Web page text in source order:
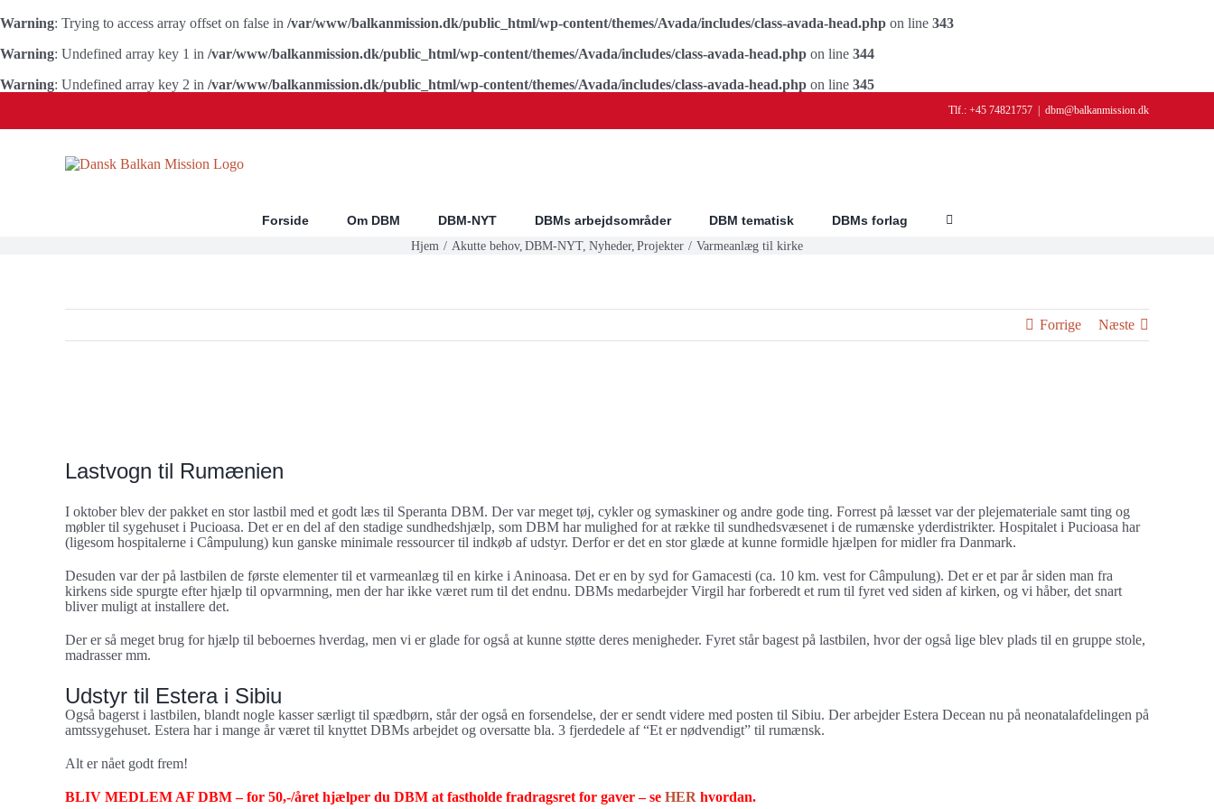
Warning: Trying to access array offset on false in /var/www/balkanmission.dk/public_html/wp-content/themes/Avada/includes/class-avada-head.php on line 343
Warning: Undefined array key 1 in /var/www/balkanmission.dk/public_html/wp-content/themes/Avada/includes/class-avada-head.php on line 344
Warning: Undefined array key 2 in /var/www/balkanmission.dk/public_html/wp-content/themes/Avada/includes/class-avada-head.php on line 345
content
Tlf.: +45 74821757 dbm@balkanmission.dk
Forside Om DBM DBM-NYT DBMs arbejdsområder DBM tematisk DBMs forlag
Hjem Akutte behov DBM-NYT Nyheder Projekter Varmeanlæg til kirke
Forrige Næste
Lastvogn til Rumænien
I oktober blev der pakket en stor lastbil med et godt læs til Speranta DBM. Der var meget tøj, cykler og symaskiner og andre gode ting. Forrest på læsset var der plejemateriale samt ting og
møbler til sygehuset i Pucioasa. Det er en del af den stadige sundhedshjælp, som DBM har mulighed for at række til sundhedsvæsenet i de rumænske yderdistrikter. Hospitalet i Pucioasa har
(ligesom hospitalerne i Câmpulung) kun ganske minimale ressourcer til indkøb af udstyr. Derfor er det en stor glæde at kunne formidle hjælpen for midler fra Danmark.
Desuden var der på lastbilen de første elementer til et varmeanlæg til en kirke i Aninoasa. Det er en by syd for Gamacesti (ca. 10 km. vest for Câmpulung). Det er et par år siden man fra
kirkens side spurgte efter hjælp til opvarmning, men der har ikke været rum til det endnu. DBMs medarbejder Virgil har forberedt et rum til fyret ved siden af kirken, og vi håber, det snart
bliver muligt at installere det.
Der er så meget brug for hjælp til beboernes hverdag, men vi er glade for også at kunne støtte deres menigheder. Fyret står bagest på lastbilen, hvor der også lige blev plads til en gruppe stole,
madrasser mm.
Udstyr til Estera i Sibiu
Også bagerst i lastbilen, blandt nogle kasser særligt til spædbørn, står der også en forsendelse, der er sendt videre med posten til Sibiu. Der arbejder Estera Decean nu på neonatalafdelingen på
amtssygehuset. Estera har i mange år været til knyttet DBMs arbejdet og oversatte bla. 3 fjerdedele af “Et er nødvendigt” til rumænsk.
Alt er nået godt frem!
BLIV MEDLEM AF DBM – for 50,-/året hjælper du DBM at fastholde fradragsret for gaver – se HER hvordan.